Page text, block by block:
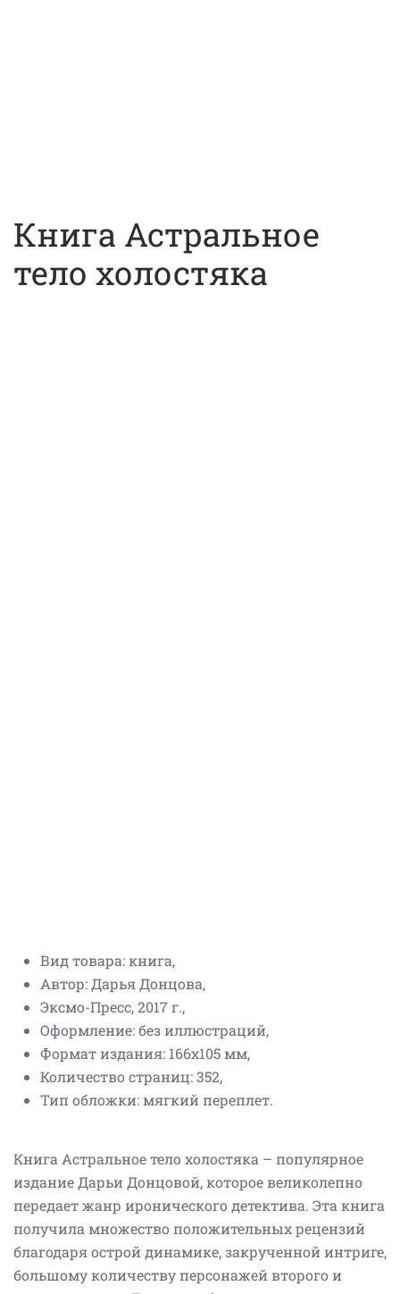
Книга Астральное
тело холостяка
Вид товара: книга,
Автор: Дарья Донцова,
Эксмо-Пресс, 2017 г.,
Оформление: без иллюстраций,
Формат издания: 166x105 мм,
Количество страниц: 352,
Тип обложки: мягкий переплет.
Книга Астральное тело холостяка – популярное
издание Дарьи Донцовой, которое великолепно
передает жанр иронического детектива. Эта книга
получила множество положительных рецензий
благодаря острой динамике, закрученной интриге,
большому количеству персонажей второго и